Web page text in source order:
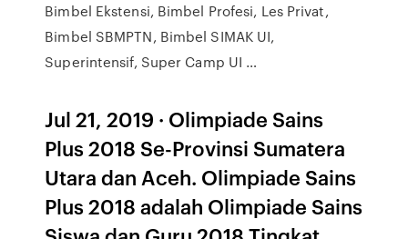
Bimbel Ekstensi, Bimbel Profesi, Les Privat,
Bimbel SBMPTN, Bimbel SIMAK UI,
Superintensif, Super Camp UI …
Jul 21, 2019 · Olimpiade Sains
Plus 2018 Se-Provinsi Sumatera
Utara dan Aceh. Olimpiade Sains
Plus 2018 adalah Olimpiade Sains